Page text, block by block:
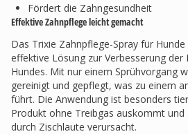
Fördert die Zahngesundheit
Effektive Zahnpflege leicht gemacht
Das Trixie Zahnpflege-Spray für
effektive Lösung zur Verbesserung der
Hundes. Mit nur einem Sprühvorgang
gereinigt und gepflegt, was zu einem
führt. Die Anwendung ist besonders
Produkt ohne Treibgas auskommt und
durch Zischlaute verursacht.